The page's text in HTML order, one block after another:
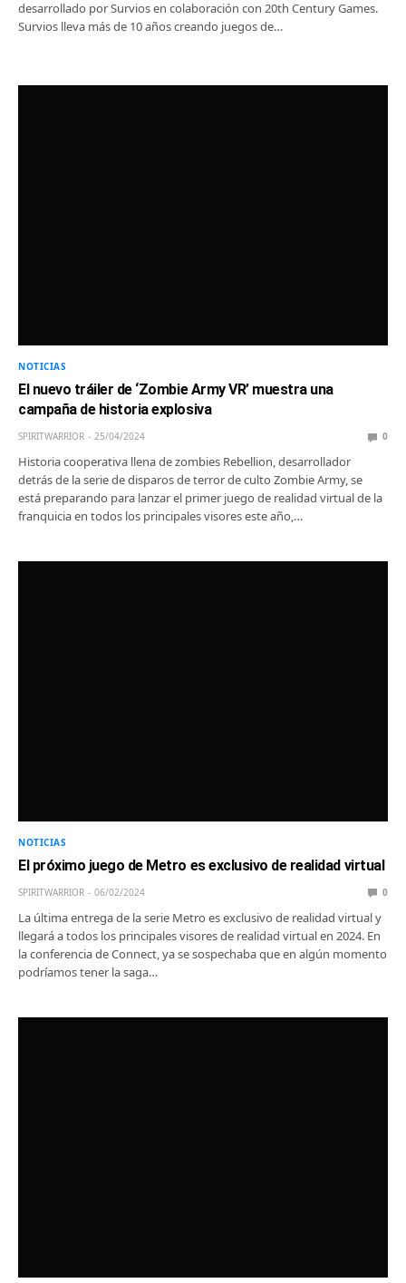
desarrollado por Survios en colaboración con 20th Century Games.
Survios lleva más de 10 años creando juegos de…
NOTICIAS
El nuevo tráiler de ‘Zombie Army VR’ muestra una
campaña de historia explosiva
SPIRITWARRIOR 25/04/2024 0
Historia cooperativa llena de zombies Rebellion, desarrollador
detrás de la serie de disparos de terror de culto Zombie Army, se
está preparando para lanzar el primer juego de realidad virtual de la
franquicia en todos los principales visores este año,…
NOTICIAS
El próximo juego de Metro es exclusivo de realidad virtual
SPIRITWARRIOR 06/02/2024 0
La última entrega de la serie Metro es exclusivo de realidad virtual y
llegará a todos los principales visores de realidad virtual en 2024. En
la conferencia de Connect, ya se sospechaba que en algún momento
podríamos tener la saga…